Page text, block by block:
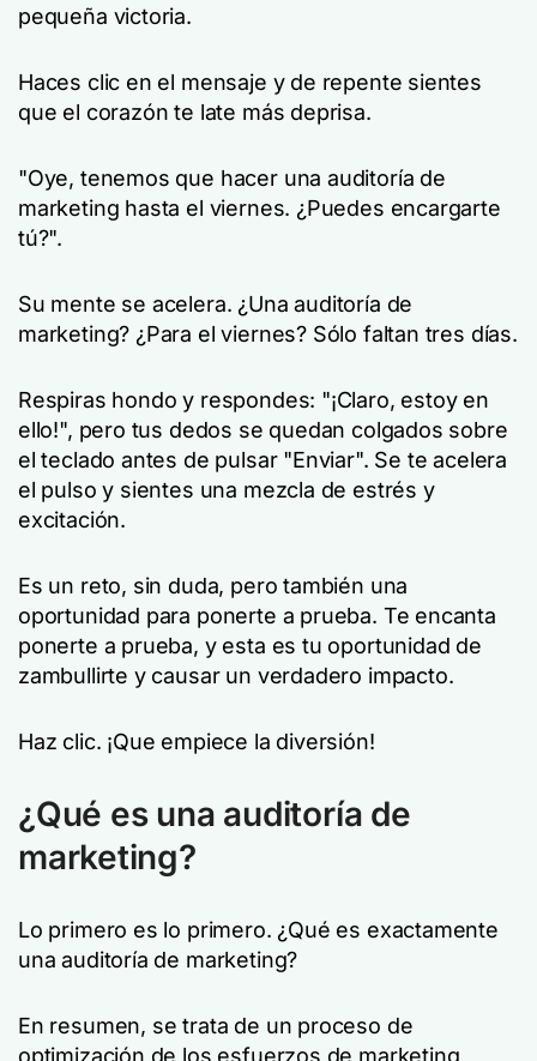
pequeña victoria.
Haces clic en el mensaje y de repente sientes
que el corazón te late más deprisa.
"Oye, tenemos que hacer una auditoría de
marketing hasta el viernes. ¿Puedes encargarte
tú?".
Su mente se acelera. ¿Una auditoría de
marketing? ¿Para el viernes? Sólo faltan tres días.
Respiras hondo y respondes: "¡Claro, estoy en
ello!", pero tus dedos se quedan colgados sobre
el teclado antes de pulsar "Enviar". Se te acelera
el pulso y sientes una mezcla de estrés y
excitación.
Es un reto, sin duda, pero también una
oportunidad para ponerte a prueba. Te encanta
ponerte a prueba, y esta es tu oportunidad de
zambullirte y causar un verdadero impacto.
Haz clic. ¡Que empiece la diversión!
¿Qué es una auditoría de
marketing?
Lo primero es lo primero. ¿Qué es exactamente
una auditoría de marketing?
En resumen, se trata de un proceso de
optimización de los esfuerzos de marketing